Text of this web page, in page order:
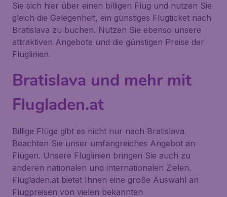
Sie sich hier über einen billigen Flug und nutzen Sie
gleich die Gelegenheit, ein günstiges Flugticket nach
Bratislava zu buchen. Nutzen Sie ebenso unsere
attraktiven Angebote und die günstigen Preise der
Fluglinien.
Bratislava und mehr mit
Flugladen.at
Billige Flüge gibt es nicht nur nach Bratislava.
Beachten Sie unser umfangreiches Angebot an
Flügen. Unsere Fluglinien bringen Sie auch zu
anderen nationalen und internationalen Zielen.
Flugladen.at bietet Ihnen eine große Auswahl an
Flugpreisen von vielen bekannten